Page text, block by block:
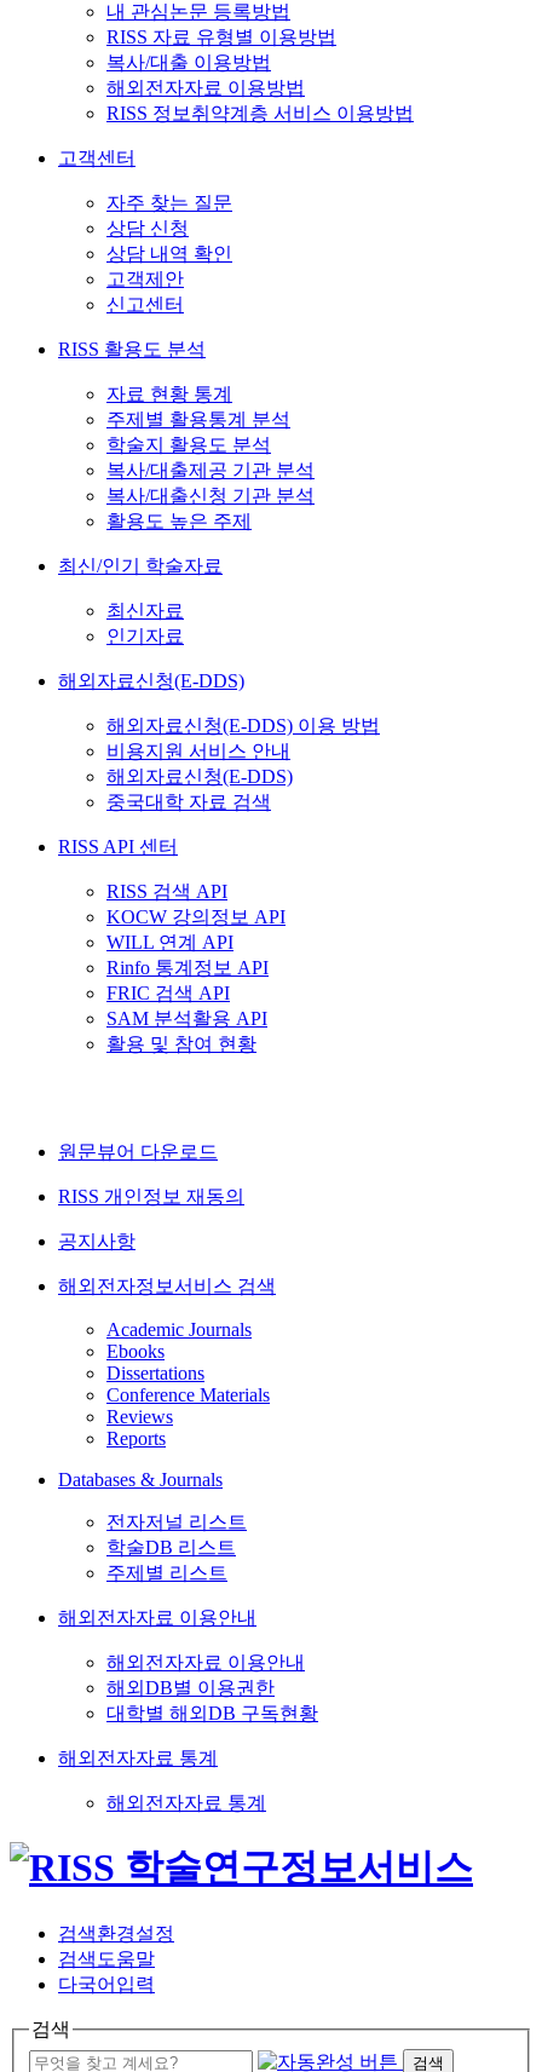
내 관심논문 등록방법
RISS 자료 유형별 이용방법
복사/대출 이용방법
해외전자자료 이용방법
RISS 정보취약계층 서비스 이용방법
고객센터
자주 찾는 질문
상담 신청
상담 내역 확인
고객제안
신고센터
RISS 활용도 분석
자료 현황 통계
주제별 활용통계 분석
학술지 활용도 분석
복사/대출제공 기관 분석
복사/대출신청 기관 분석
활용도 높은 주제
최신/인기 학술자료
최신자료
인기자료
해외자료신청(E-DDS)
해외자료신청(E-DDS) 이용 방법
비용지원 서비스 안내
해외자료신청(E-DDS)
중국대학 자료 검색
RISS API 센터
RISS 검색 API
KOCW 강의정보 API
WILL 연계 API
Rinfo 통계정보 API
FRIC 검색 API
SAM 분석활용 API
활용 및 참여 현황
원문뷰어 다운로드
RISS 개인정보 재동의
공지사항
해외전자정보서비스 검색
Academic Journals
Ebooks
Dissertations
Conference Materials
Reviews
Reports
Databases & Journals
전자저널 리스트
학술DB 리스트
주제별 리스트
해외전자자료 이용안내
해외전자자료 이용안내
해외DB별 이용권한
대학별 해외DB 구독현황
해외전자자료 통계
해외전자자료 통계
검색환경설정
검색도움말
다국어입력
검색
검색